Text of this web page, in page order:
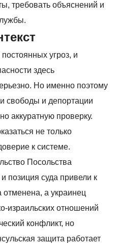
требовать объяснений и
угроз, и
здесь
Но именно поэтому
свободы и депортации
аккуратную проверку.
не только
к системе.
Посольства
позиция суда привели к
отменена, а украинец
израильских отношений
конфликт, но
защита работает